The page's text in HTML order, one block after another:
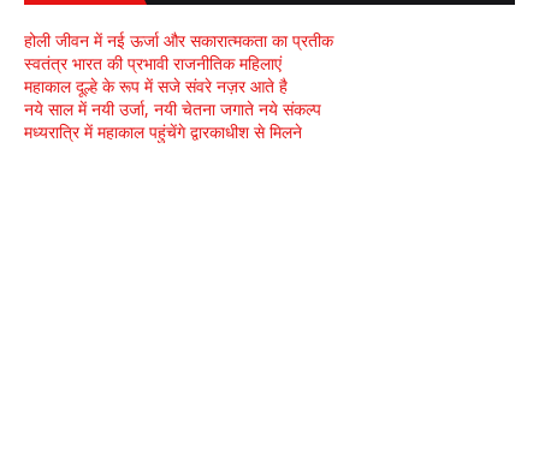
होली जीवन में नई ऊर्जा और सकारात्मकता का प्रतीक
स्वतंत्र भारत की प्रभावी राजनीतिक महिलाएं
महाकाल दूल्हे के रूप में सजे संवरे नज़र आते है
नये साल में नयी उर्जा, नयी चेतना जगाते नये संकल्प
मध्यरात्रि में महाकाल पहुंचेंगे द्वारकाधीश से मिलने